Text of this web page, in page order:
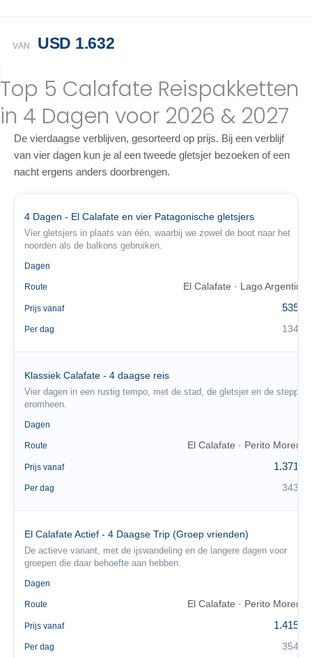
VAN USD 1.632
Top 5 Calafate Reispakketten
in 4 Dagen voor 2026 & 2027
De vierdaagse verblijven, gesorteerd op prijs. Bij een verblijf
van vier dagen kun je al een tweede gletsjer bezoeken of een
nacht ergens anders doorbrengen.
4 Dagen - El Calafate en vier Patagonische gletsjers
Vier gletsjers in plaats van één, waarbij we zowel de boot naar het
noorden als de balkons gebruiken.
Dagen
Route El Calafate · Lago Argentino
Prijs vanaf 535 €
Per dag 134 €
Klassiek Calafate - 4 daagse reis
Vier dagen in een rustig tempo, met de stad, de gletsjer en de steppe
eromheen.
Dagen
Route El Calafate · Perito Moreno
Prijs vanaf 1.371 €
Per dag 343 €
El Calafate Actief - 4 Daagse Trip (Groep vrienden)
De actieve variant, met de ijswandeling en de langere dagen voor
groepen die daar behoefte aan hebben.
Dagen
Route El Calafate · Perito Moreno
Prijs vanaf 1.415 €
Per dag 354 €